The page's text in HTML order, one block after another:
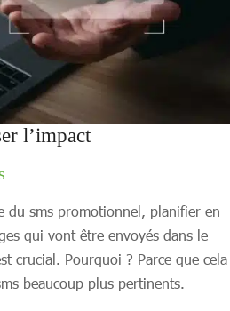
l’impact
du sms promotionnel, planifier en
qui vont être envoyés dans le
crucial. Pourquoi ? Parce que cela
beaucoup plus pertinents.